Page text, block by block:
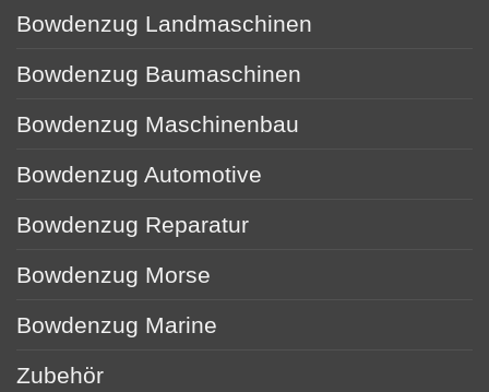
Bowdenzug Landmaschinen
Bowdenzug Baumaschinen
Bowdenzug Maschinenbau
Bowdenzug Automotive
Bowdenzug Reparatur
Bowdenzug Morse
Bowdenzug Marine
Zubehör